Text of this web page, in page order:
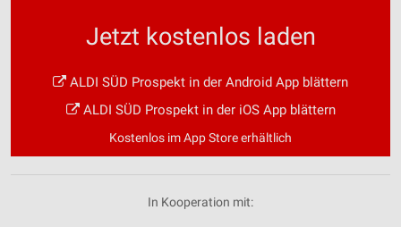
Jetzt kostenlos laden
ALDI SÜD Prospekt in der Android App blättern
ALDI SÜD Prospekt in der iOS App blättern
Kostenlos im App Store erhältlich
In Kooperation mit: